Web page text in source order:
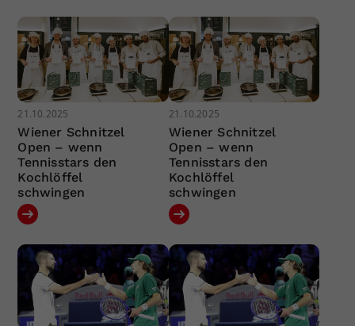
21.10.2025
Wiener Schnitzel
Open – wenn
Tennisstars den
Kochlöffel
schwingen
21.10.2025
Wiener Schnitzel
Open – wenn
Tennisstars den
Kochlöffel
schwingen